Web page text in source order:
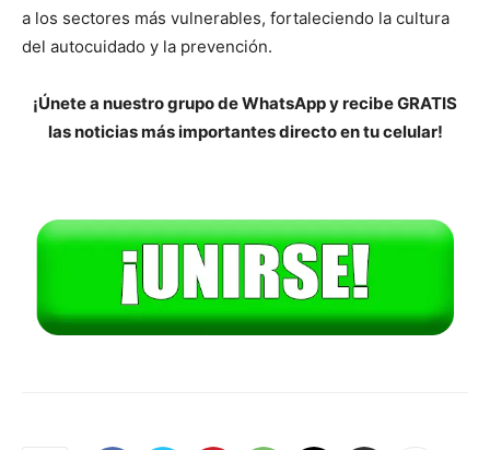
a los sectores más vulnerables, fortaleciendo la cultura
del autocuidado y la prevención.
¡Únete a nuestro grupo de WhatsApp y recibe GRATIS
las noticias más importantes directo en tu celular!